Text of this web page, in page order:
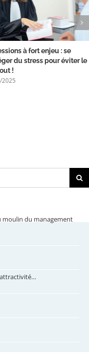
à fort enjeu : se
du stress pour éviter le
!
moulin du management